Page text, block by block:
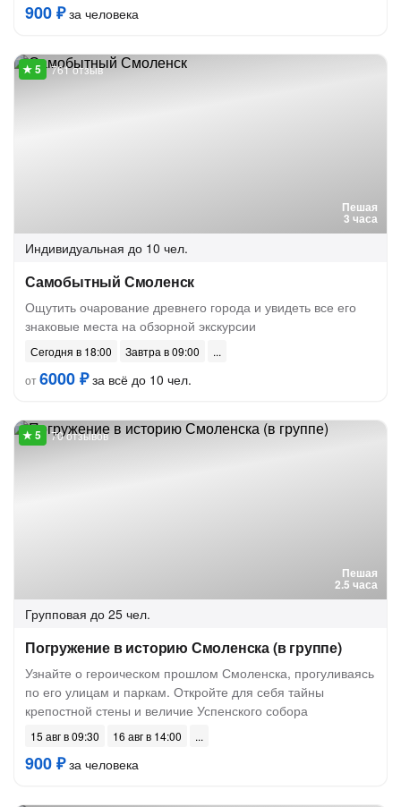
900 ₽за человека
Пешая
3 часа
761 отзыв
Индивидуальная до 10 чел.
Самобытный Смоленск
Ощутить очарование древнего города и увидеть все его
знаковые места на обзорной экскурсии
Сегодня в 18:00
Завтра в 09:00
от6000 ₽за всё до 10 чел.
Пешая
2.5 часа
70 отзывов
Групповая до 25 чел.
Погружение в историю Смоленска (в группе)
Узнайте о героическом прошлом Смоленска, прогуливаясь
по его улицам и паркам. Откройте для себя тайны
крепостной стены и величие Успенского собора
15 авг в 09:30 16 авг в 14:00
900 ₽за человека